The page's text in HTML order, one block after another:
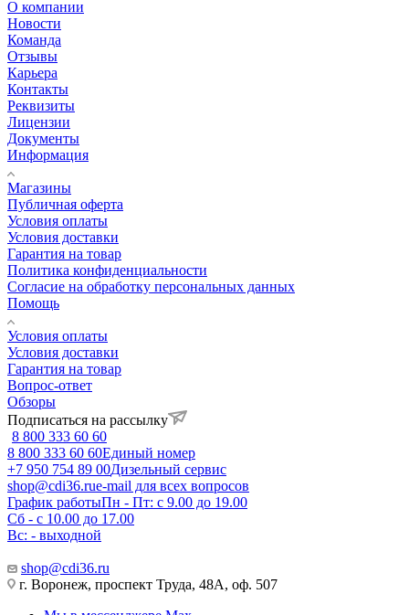
О компании
Новости
Команда
Отзывы
Карьера
Контакты
Реквизиты
Лицензии
Документы
Информация
Магазины
Публичная оферта
Условия оплаты
Условия доставки
Гарантия на товар
Политика конфиденциальности
Согласие на обработку персональных данных
Помощь
Условия оплаты
Условия доставки
Гарантия на товар
Вопрос-ответ
Обзоры
Подписаться на рассылку
8 800 333 60 60
8 800 333 60 60Единый номер
+7 950 754 89 00Дизельный сервис
shop@cdi36.rue-mail для всех вопросов
График работыПн - Пт: с 9.00 до 19.00
Сб - с 10.00 до 17.00
Вс: - выходной
shop@cdi36.ru
г. Воронеж, проспект Труда, 48А, оф. 507